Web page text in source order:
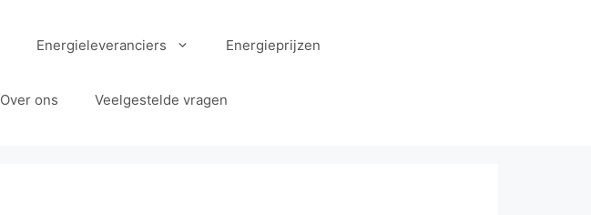
Energieleveranciers Energieprijzen
Over ons Veelgestelde vragen